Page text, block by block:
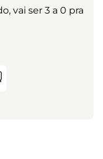
vai ser 3 a 0 pra